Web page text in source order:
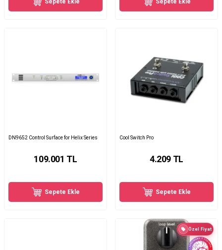
Sepete Ekle Sepete Ekle
DN9652 Control Surface for Helix Series
109.001 TL
Sepete Ekle
Cool Switch Pro
4.209 TL
Sepete Ekle
Özel Fiyat